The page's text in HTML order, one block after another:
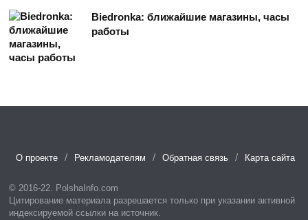
Biedronka: ближайшие магазины, часы
работы
О проекте Рекламодателям Обратная связь Карта сайта
© 2016-22. PolshaInfo.com
Цитирование материала разрешается только при указании активной
индексируемой ссылки на источник.